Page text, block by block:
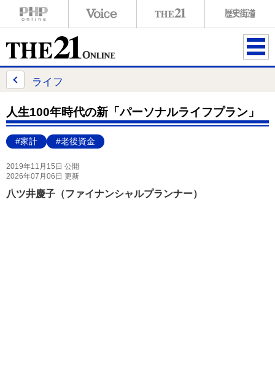
ME
ライフ
人生100年時代の新「パーソナルライフプラン」
#家計 #老後資金
2019年11月15日 公開
2026年07月06日 更新
八ツ井慶子（ファイナンシャルプランナー）